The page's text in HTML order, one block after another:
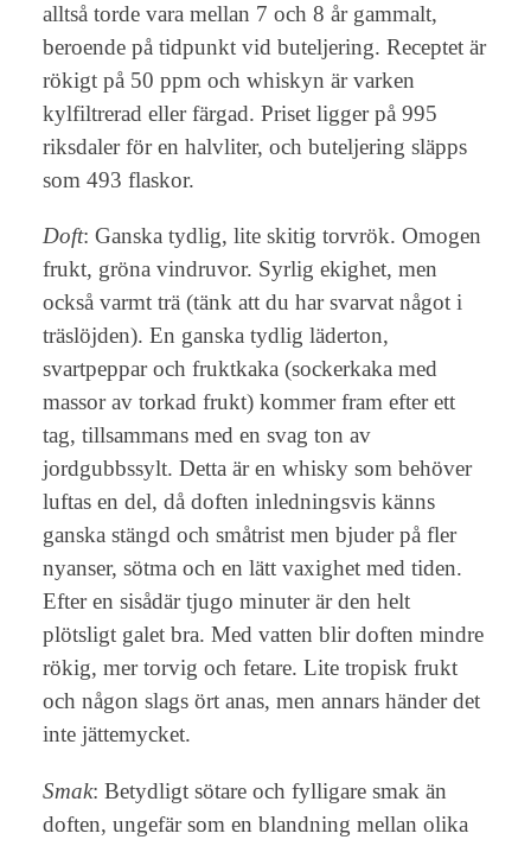
alltså torde vara mellan 7 och 8 år gammalt,
beroende på tidpunkt vid buteljering. Receptet är
rökigt på 50 ppm och whiskyn är varken
kylfiltrerad eller färgad. Priset ligger på 995
riksdaler för en halvliter, och buteljering släpps
som 493 flaskor.
Doft: Ganska tydlig, lite skitig torvrök. Omogen
frukt, gröna vindruvor. Syrlig ekighet, men
också varmt trä (tänk att du har svarvat något i
träslöjden). En ganska tydlig läderton,
svartpeppar och fruktkaka (sockerkaka med
massor av torkad frukt) kommer fram efter ett
tag, tillsammans med en svag ton av
jordgubbssylt. Detta är en whisky som behöver
luftas en del, då doften inledningsvis känns
ganska stängd och småtrist men bjuder på fler
nyanser, sötma och en lätt vaxighet med tiden.
Efter en sisådär tjugo minuter är den helt
plötsligt galet bra. Med vatten blir doften mindre
rökig, mer torvig och fetare. Lite tropisk frukt
och någon slags ört anas, men annars händer det
inte jättemycket.
Smak: Betydligt sötare och fylligare smak än
doften, ungefär som en blandning mellan olika